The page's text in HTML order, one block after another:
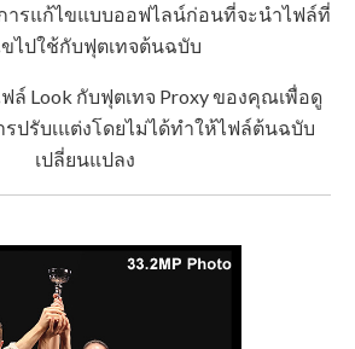
ารแก้ไขแบบออฟไลน์ก่อนที่จะนำไฟล์ที่
ไปใช้กับฟุตเทจต้นฉบับ
ล์ Look กับฟุตเทจ Proxy ของคุณเพื่อดู
ปรับเแต่งโดยไม่ได้ทำให้ไฟล์ต้นฉบับ
เปลี่ยนแปลง